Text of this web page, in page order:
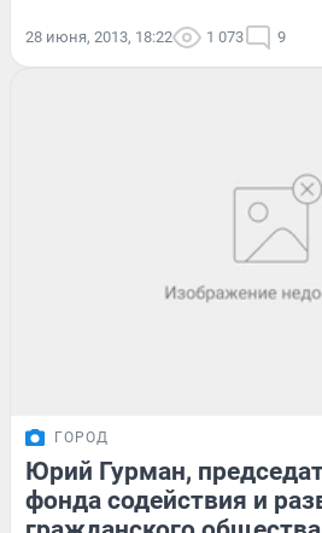
28 июня, 2013, 18:22 1 073 9
ГОРОД
Юрий Гурман,
фонда содействия и